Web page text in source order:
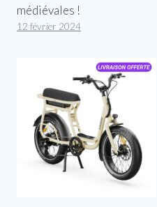
médiévales !
12 février 2024